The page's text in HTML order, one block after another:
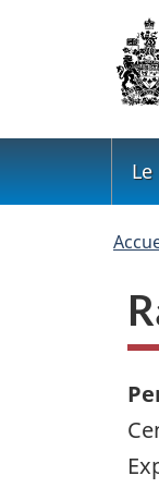
de
la
Le